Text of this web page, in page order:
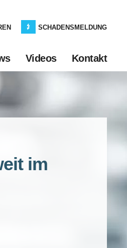
SCHADENSMELDUNG
Videos Kontakt
im